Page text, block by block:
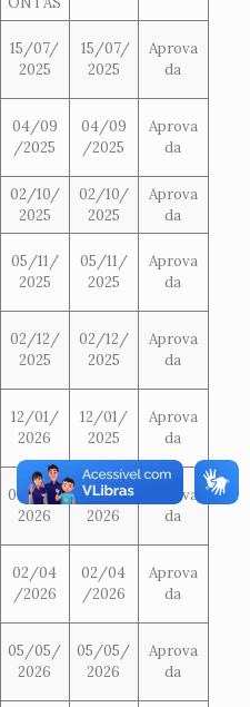
15/07/
2025
15/07/
2025
Aprova
da
04/09
/2025
04/09
/2025
Aprova
da
02/10/
2025
02/10/
2025
Aprova
da
05/11/
2025
05/11/
2025
Aprova
da
02/12/
2025
02/12/
2025
Aprova
da
12/01/
2026
12/01/
2025
Aprova
da
04/03/
2026
04/03/
2026
Aprova
da
02/04
/2026
02/04
/2026
Aprova
da
05/05/
2026
05/05/
2026
Aprova
da